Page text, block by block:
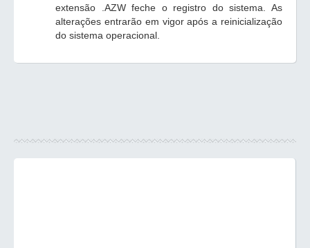
extensão .AZW feche o registro do sistema. As
alterações entrarão em vigor após a reinicialização
do sistema operacional.